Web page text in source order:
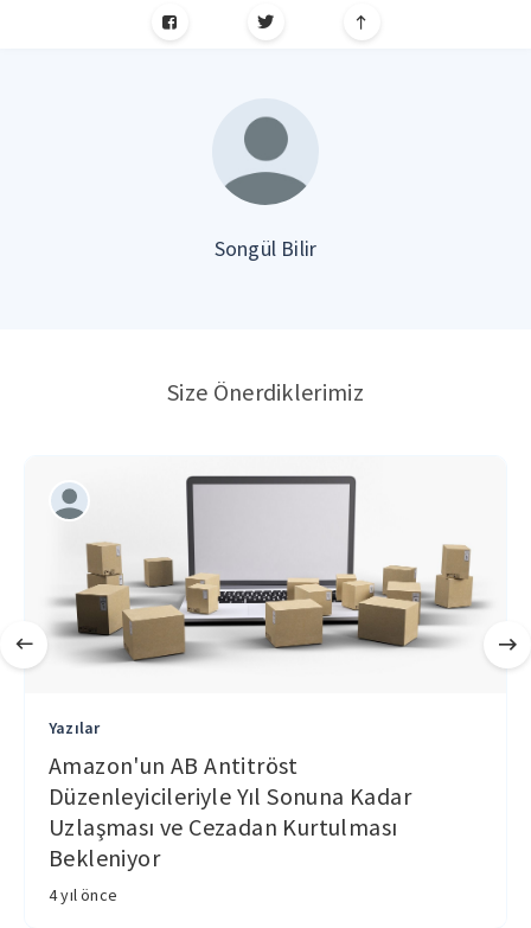
Songül Bilir
Size Önerdiklerimiz
Yazılar
Amazon'un AB Antitröst
Düzenleyicileriyle Yıl Sonuna Kadar
Uzlaşması ve Cezadan Kurtulması
Bekleniyor
4 yıl önce